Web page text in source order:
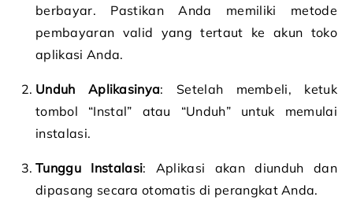
berbayar. Pastikan Anda memiliki metode
pembayaran valid yang tertaut ke akun toko
aplikasi Anda.
Unduh Aplikasinya: Setelah membeli, ketuk
tombol “Instal” atau “Unduh” untuk memulai
instalasi.
Tunggu Instalasi: Aplikasi akan diunduh dan
dipasang secara otomatis di perangkat Anda.